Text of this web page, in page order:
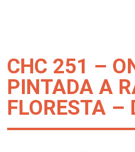
CHC 251 –
PINTADA A
FLORESTA –